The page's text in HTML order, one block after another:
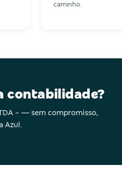
caminho.
contabilidade?
- — sem compromisso,
Azul.